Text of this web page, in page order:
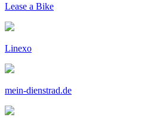
Lease a Bike
Linexo
mein-dienstrad.de